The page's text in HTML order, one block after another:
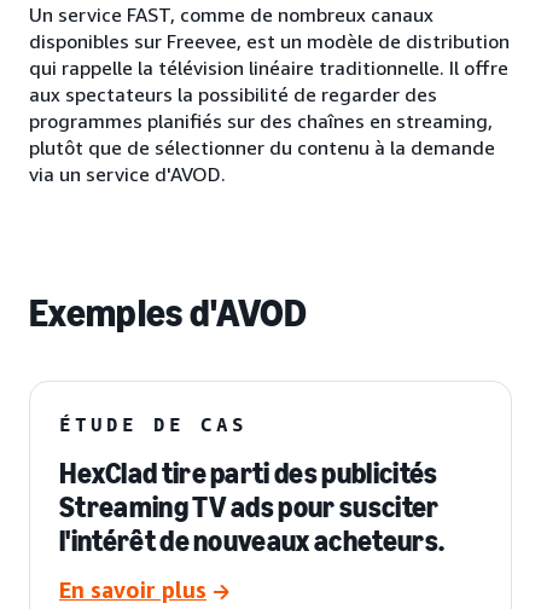
Un service FAST, comme de nombreux canaux
disponibles sur Freevee, est un modèle de distribution
qui rappelle la télévision linéaire traditionnelle. Il offre
aux spectateurs la possibilité de regarder des
programmes planifiés sur des chaînes en streaming,
plutôt que de sélectionner du contenu à la demande
via un service d'AVOD.
Exemples d'AVOD
ÉTUDE DE CAS
HexClad tire parti des publicités
Streaming TV ads pour susciter
l'intérêt de nouveaux acheteurs.
En savoir plus